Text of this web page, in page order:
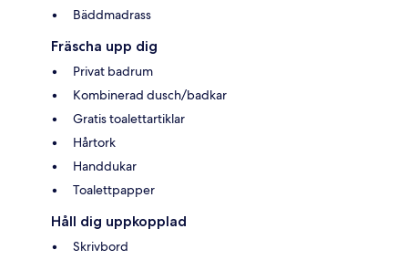
Bäddmadrass
Fräscha upp dig
Privat badrum
Kombinerad dusch/badkar
Gratis toalettartiklar
Hårtork
Handdukar
Toalettpapper
Håll dig uppkopplad
Skrivbord